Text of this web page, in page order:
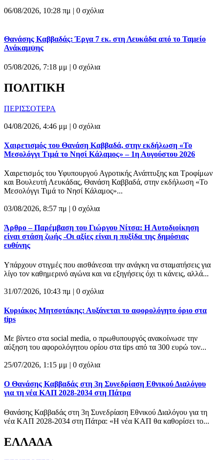
06/08/2026, 10:28 πμ | 0 σχόλια
Θανάσης Καββαδάς: Έργα 7 εκ. στη Λευκάδα από το Ταμείο
Ανάκαμψης
05/08/2026, 7:18 μμ | 0 σχόλια
ΠΟΛΙΤΙΚΗ
ΠΕΡΙΣΣΟΤΕΡΑ
04/08/2026, 4:46 μμ | 0 σχόλια
Χαιρετισμός του Θανάση Καββαδά, στην εκδήλωση «Το
Μεσολόγγι Τιμά το Νησί Κάλαμος» – 1η Αυγούστου 2026
Χαιρετισμός του Υφυπουργού Αγροτικής Ανάπτυξης και Τροφίμων
και Βουλευτή Λευκάδας, Θανάση Καββαδά, στην εκδήλωση «Το
Μεσολόγγι Τιμά το Νησί Κάλαμος»...
03/08/2026, 8:57 πμ | 0 σχόλια
Άρθρο – Παρέμβαση του Γιώργου Νίτσα: Η Αυτοδιοίκηση
είναι στάση ζωής -Οι αξίες είναι η πυξίδα της δημόσιας
ευθύνης
Υπάρχουν στιγμές που αισθάνεσαι την ανάγκη να σταματήσεις για
λίγο τον καθημερινό αγώνα και να εξηγήσεις όχι τι κάνεις, αλλά...
31/07/2026, 10:43 πμ | 0 σχόλια
Κυριάκος Μητσοτάκης: Αυξάνεται το αφορολόγητο όριο στα
tips
Με βίντεο στα social media, ο πρωθυπουργός ανακοίνωσε την
αύξηση του αφορολόγητου ορίου στα tips από τα 300 ευρώ τον...
25/07/2026, 1:15 μμ | 0 σχόλια
Ο Θανάσης Καββαδάς στη 3η Συνεδρίαση Εθνικού Διαλόγου
για τη νέα ΚΑΠ 2028-2034 στη Πάτρα
Θανάσης Καββαδάς στη 3η Συνεδρίαση Εθνικού Διαλόγου για τη
νέα ΚΑΠ 2028-2034 στη Πάτρα: «Η νέα ΚΑΠ θα καθορίσει το...
ΕΛΛΑΔΑ